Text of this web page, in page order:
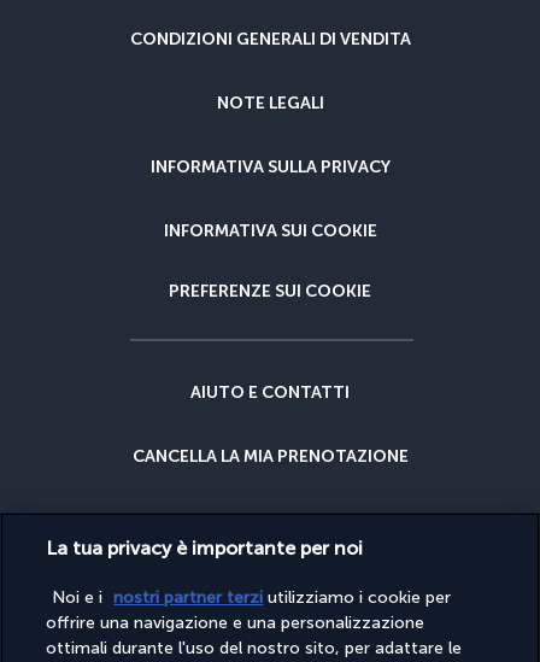
CONDIZIONI GENERALI DI VENDITA
NOTE LEGALI
INFORMATIVA SULLA PRIVACY
INFORMATIVA SUI COOKIE
PREFERENZE SUI COOKIE
AIUTO E CONTATTI
CANCELLA LA MIA PRENOTAZIONE
GARANZIA DEL MIGLIOR PREZZO
PERCHÉ PRENOTARE CON NOI?
La tua privacy è importante per noi
Noi e i nostri partner terzi utilizziamo i cookie per
offrire una navigazione e una personalizzazione
ottimali durante l'uso del nostro sito, per adattare le